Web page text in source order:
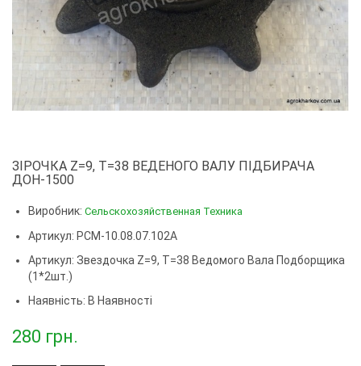
ЗІРОЧКА Z=9, T=38 ВЕДЕНОГО ВАЛУ ПІДБИРАЧА
ДОН-1500
Виробник: Сельскохозяйственная Техника
Артикул: РСМ-10.08.07.102А
Артикул: Звездочка Z=9, T=38 Ведомого Вала Подборщика
(1*2шт.)
Наявність: В Наявності
280 грн.